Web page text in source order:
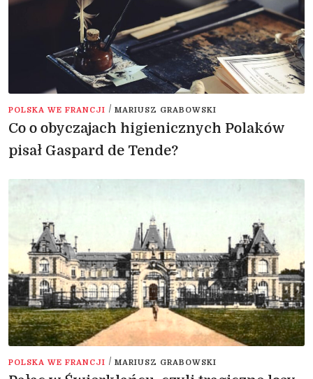
POLSKA WE FRANCJI / MARIUSZ GRABOWSKI
Co o obyczajach higienicznych Polaków
pisał Gaspard de Tende?
POLSKA WE FRANCJI / MARIUSZ GRABOWSKI